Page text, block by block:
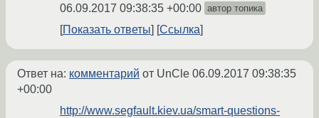
06.09.2017 09:38:35 +00:00 автор топика
Показать ответы Ссылка
Ответ на: комментарий от UnCle 06.09.2017 09:38:35
+00:00
http://www.segfault.kiev.ua/smart-questions-